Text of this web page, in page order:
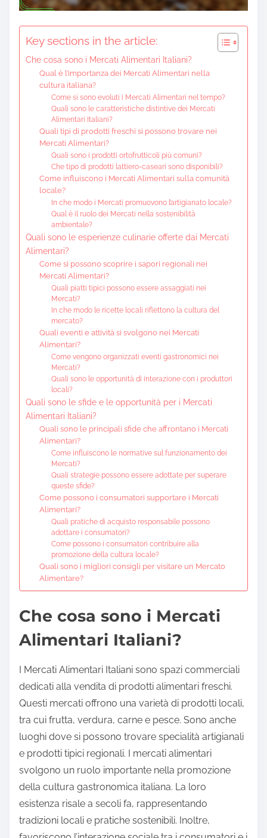
Key sections in the article:
Che cosa sono i Mercati Alimentari Italiani?
Qual è l’importanza dei Mercati Alimentari nella
cultura italiana?
Come si sono evoluti i Mercati Alimentari nel tempo?
Quali sono le caratteristiche distintive dei Mercati
Alimentari Italiani?
Quali tipi di prodotti freschi si possono trovare nei
Mercati Alimentari?
Quali sono i prodotti ortofrutticoli più comuni?
Che tipo di prodotti lattiero-caseari sono disponibili?
Come influiscono i Mercati Alimentari sulla comunità
locale?
In che modo i Mercati promuovono l’artigianato locale?
Qual è il ruolo dei Mercati nella sostenibilità
ambientale?
Quali sono le esperienze culinarie offerte dai Mercati
Alimentari?
Come si possono scoprire i sapori regionali nei
Mercati Alimentari?
Quali piatti tipici possono essere assaggiati nei
Mercati?
In che modo le ricette locali riflettono la cultura del
mercato?
Quali eventi e attività si svolgono nei Mercati
Alimentari?
Come vengono organizzati eventi gastronomici nei
Mercati?
Quali sono le opportunità di interazione con i produttori
locali?
Quali sono le sfide e le opportunità per i Mercati
Alimentari Italiani?
Quali sono le principali sfide che affrontano i Mercati
Alimentari?
Come influiscono le normative sul funzionamento dei
Mercati?
Quali strategie possono essere adottate per superare
queste sfide?
Come possono i consumatori supportare i Mercati
Alimentari?
Quali pratiche di acquisto responsabile possono
adottare i consumatori?
Come possono i consumatori contribuire alla
promozione della cultura locale?
Quali sono i migliori consigli per visitare un Mercato
Alimentare?
Che cosa sono i Mercati
Alimentari Italiani?
I Mercati Alimentari Italiani sono spazi commerciali
dedicati alla vendita di prodotti alimentari freschi.
Questi mercati offrono una varietà di prodotti locali,
tra cui frutta, verdura, carne e pesce. Sono anche
luoghi dove si possono trovare specialità artigianali
e prodotti tipici regionali. I mercati alimentari
svolgono un ruolo importante nella promozione
della cultura gastronomica italiana. La loro
esistenza risale a secoli fa, rappresentando
tradizioni locali e pratiche sostenibili. Inoltre,